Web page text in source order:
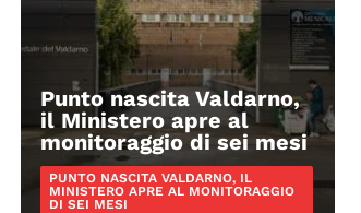
Punto nascita Valdarno,
il Ministero apre al
monitoraggio di sei mesi
PUNTO NASCITA VALDARNO, IL
MINISTERO APRE AL MONITORAGGIO
DI SEI MESI